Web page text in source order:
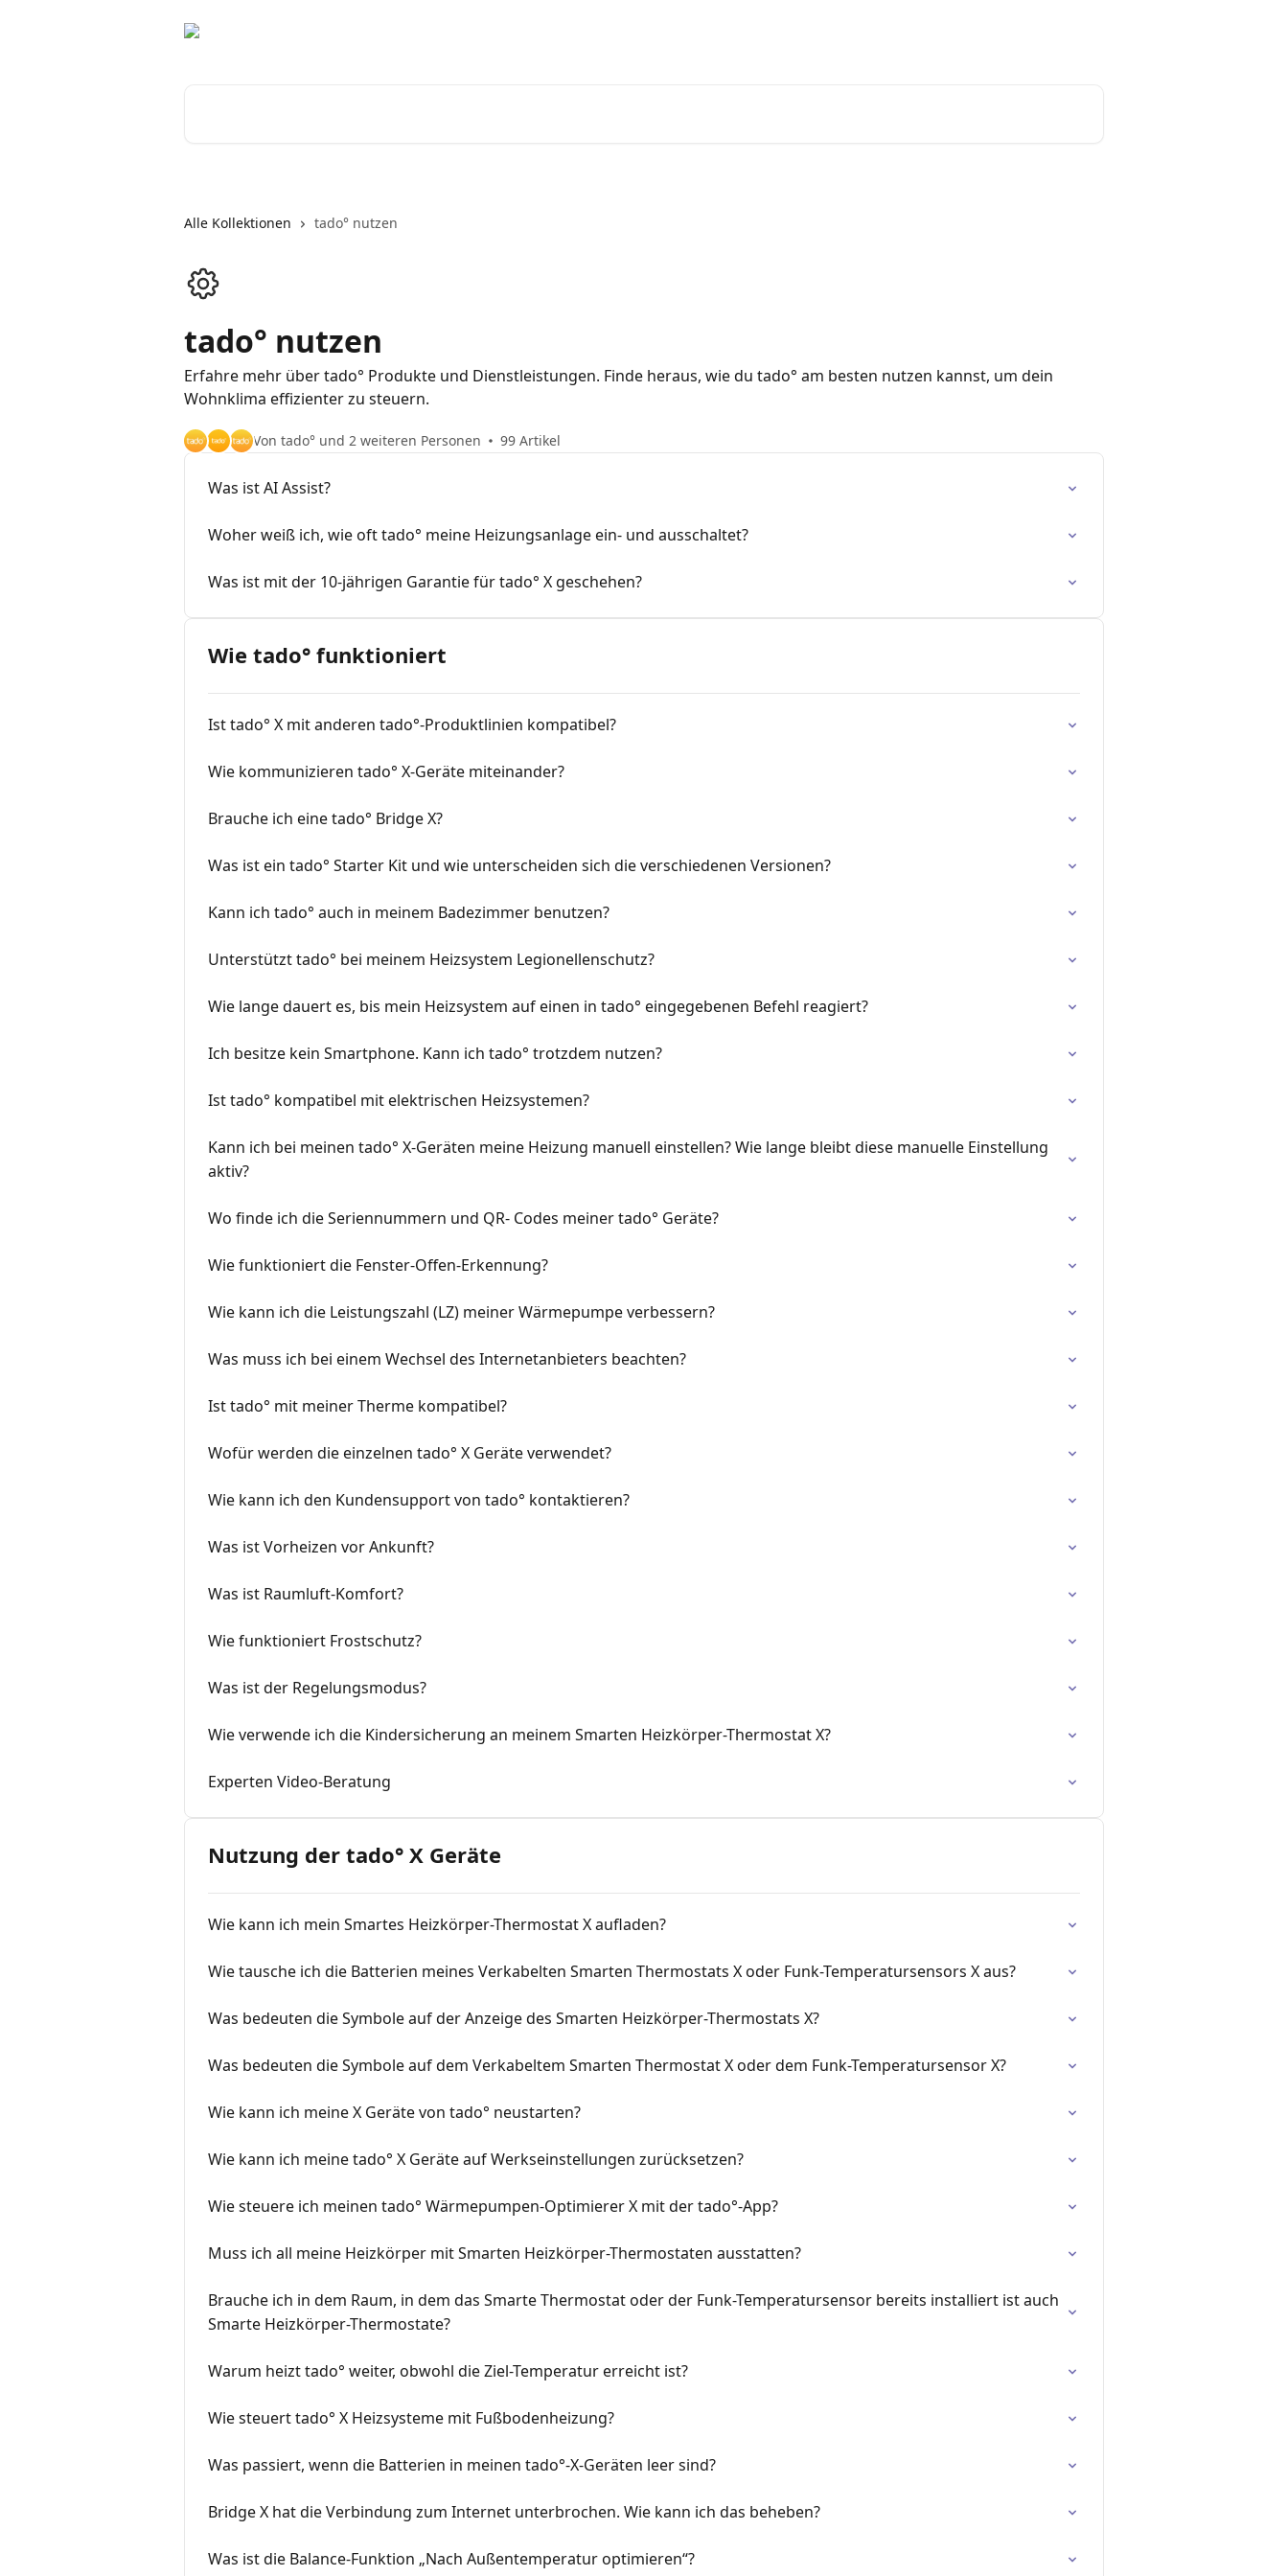
Alle Kollektionen tado° nutzen
tado° nutzen
Erfahre mehr über tado° Produkte und Dienstleistungen. Finde heraus, wie du tado° am besten nutzen kannst, um dein
Wohnklima effizienter zu steuern.
Von tado° und 2 weiteren Personen 99 Artikel
Was ist AI Assist?
Woher weiß ich, wie oft tado° meine Heizungsanlage ein- und ausschaltet?
Was ist mit der 10-jährigen Garantie für tado° X geschehen?
Wie tado° funktioniert
Ist tado° X mit anderen tado°-Produktlinien kompatibel?
Wie kommunizieren tado° X-Geräte miteinander?
Brauche ich eine tado° Bridge X?
Was ist ein tado° Starter Kit und wie unterscheiden sich die verschiedenen Versionen?
Kann ich tado° auch in meinem Badezimmer benutzen?
Unterstützt tado° bei meinem Heizsystem Legionellenschutz?
Wie lange dauert es, bis mein Heizsystem auf einen in tado° eingegebenen Befehl reagiert?
Ich besitze kein Smartphone. Kann ich tado° trotzdem nutzen?
Ist tado° kompatibel mit elektrischen Heizsystemen?
Kann ich bei meinen tado° X-Geräten meine Heizung manuell einstellen? Wie lange bleibt diese manuelle Einstellung
aktiv?
Wo finde ich die Seriennummern und QR- Codes meiner tado° Geräte?
Wie funktioniert die Fenster-Offen-Erkennung?
Wie kann ich die Leistungszahl (LZ) meiner Wärmepumpe verbessern?
Was muss ich bei einem Wechsel des Internetanbieters beachten?
Ist tado° mit meiner Therme kompatibel?
Wofür werden die einzelnen tado° X Geräte verwendet?
Wie kann ich den Kundensupport von tado° kontaktieren?
Was ist Vorheizen vor Ankunft?
Was ist Raumluft-Komfort?
Wie funktioniert Frostschutz?
Was ist der Regelungsmodus?
Wie verwende ich die Kindersicherung an meinem Smarten Heizkörper-Thermostat X?
Experten Video-Beratung
Nutzung der tado° X Geräte
Wie kann ich mein Smartes Heizkörper-Thermostat X aufladen?
Wie tausche ich die Batterien meines Verkabelten Smarten Thermostats X oder Funk-Temperatursensors X aus?
Was bedeuten die Symbole auf der Anzeige des Smarten Heizkörper-Thermostats X?
Was bedeuten die Symbole auf dem Verkabeltem Smarten Thermostat X oder dem Funk-Temperatursensor X?
Wie kann ich meine X Geräte von tado° neustarten?
Wie kann ich meine tado° X Geräte auf Werkseinstellungen zurücksetzen?
Wie steuere ich meinen tado° Wärmepumpen-Optimierer X mit der tado°-App?
Muss ich all meine Heizkörper mit Smarten Heizkörper-Thermostaten ausstatten?
Brauche ich in dem Raum, in dem das Smarte Thermostat oder der Funk-Temperatursensor bereits installiert ist auch
Smarte Heizkörper-Thermostate?
Warum heizt tado° weiter, obwohl die Ziel-Temperatur erreicht ist?
Wie steuert tado° X Heizsysteme mit Fußbodenheizung?
Was passiert, wenn die Batterien in meinen tado°-X-Geräten leer sind?
Bridge X hat die Verbindung zum Internet unterbrochen. Wie kann ich das beheben?
Was ist die Balance-Funktion „Nach Außentemperatur optimieren“?